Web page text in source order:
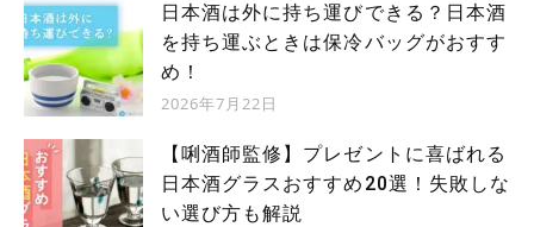
日本酒は外に持ち運びできる？日本酒
を持ち運ぶときは保冷バッグがおすす
め！
2026年7月22日
【唎酒師監修】プレゼントに喜ばれる
日本酒グラスおすすめ20選！失敗しな
い選び方も解説